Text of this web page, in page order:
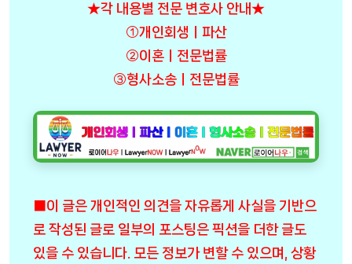
★각 내용별 전문 변호사 안내★
①개인회생ㅣ파산
②이혼ㅣ전문법률
③형사소송ㅣ전문법률
■이 글은 개인적인 의견을 자유롭게 사실을 기반으
로 작성된 글로 일부의 포스팅은 픽션을 더한 글도
있을 수 있습니다. 모든 정보가 변할 수 있으며, 상황